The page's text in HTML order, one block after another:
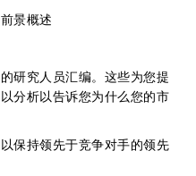
景概述
研究人员汇编。这些为您提
分析以告诉您为什么您的市
保持领先于竞争对手的领先